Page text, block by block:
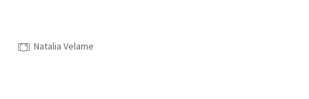
Natalia Velame